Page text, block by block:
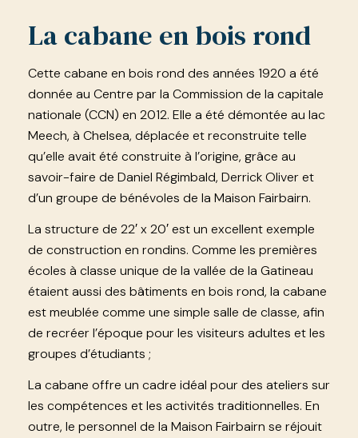
La cabane en bois rond
Cette cabane en bois rond des années 1920 a été
donnée au Centre par la Commission de la capitale
nationale (CCN) en 2012. Elle a été démontée au lac
Meech, à Chelsea, déplacée et reconstruite telle
qu’elle avait été construite à l’origine, grâce au
savoir-faire de Daniel Régimbald, Derrick Oliver et
d’un groupe de bénévoles de la Maison Fairbairn.
La structure de 22′ x 20′ est un excellent exemple
de construction en rondins. Comme les premières
écoles à classe unique de la vallée de la Gatineau
étaient aussi des bâtiments en bois rond, la cabane
est meublée comme une simple salle de classe, afin
de recréer l’époque pour les visiteurs adultes et les
groupes d’étudiants ;
La cabane offre un cadre idéal pour des ateliers sur
les compétences et les activités traditionnelles. En
outre, le personnel de la Maison Fairbairn se réjouit